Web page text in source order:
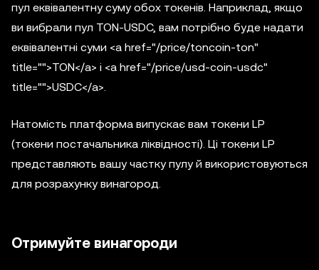
пул еквівалентну суму обох токенів. Наприклад, якщо
ви вибрали пул TON-USDC, вам потрібно буде надати
еквівалентні суми <a href="/price/toncoin-ton"
title="">TON</a> і <a href="/price/usd-coin-usdc"
title="">USDC</a>.
Натомість платформа випускає вам токени LP
(токени постачальника ліквідності). Ці токени LP
представляють вашу частку пулу й використовуються
для розрахунку винагород.
Отримуйте винагороди